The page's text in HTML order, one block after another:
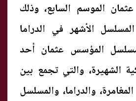
الموسم السابع، وذلك
الأشهر في الدراما
مسلسل المؤسس عثمان أحد
الشهيرة، والتي تجمع بين
والدراما، والمسلسل